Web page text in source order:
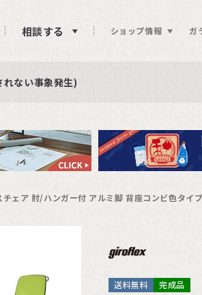
相談する ショップ情報 ガ
ります
ない事象発生)
ェア 肘/ハンガー付 アルミ脚 背座コンビ色タイプ
送料無料 完成品